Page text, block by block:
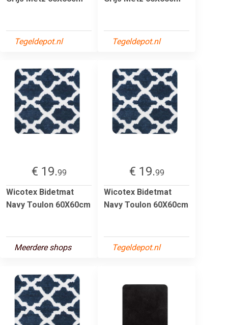
Tegeldepot.nl Tegeldepot.nl
€ 19.99
Wicotex Bidetmat
Navy Toulon 60X60cm
Meerdere shops
€ 19.99
Wicotex Bidetmat
Navy Toulon 60X60cm
Tegeldepot.nl